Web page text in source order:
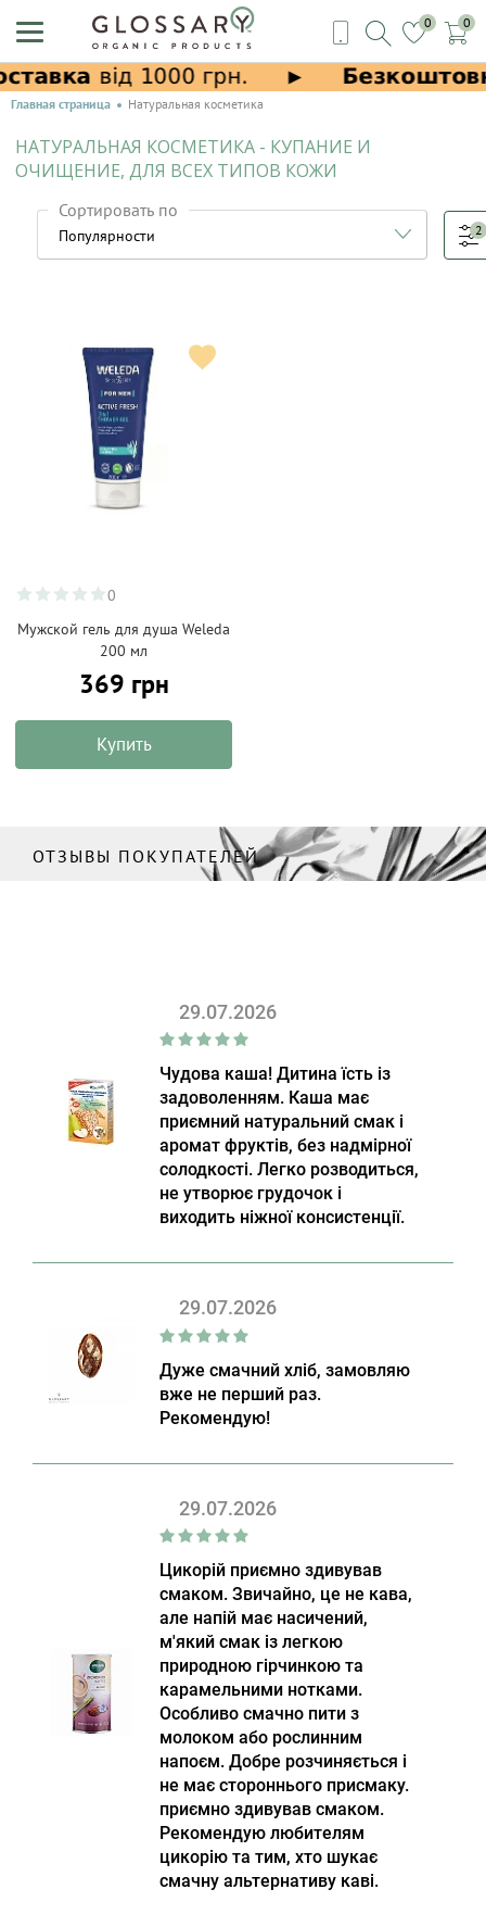
0 0
Главная страница Натуральная косметика
НАТУРАЛЬНАЯ КОСМЕТИКА - КУПАНИЕ И
ОЧИЩЕНИЕ, ДЛЯ ВСЕХ ТИПОВ КОЖИ
Сортировать по
2
0
Мужской гель для душа Weleda
200 мл
369 грн
Купить
ОТЗЫВЫ ПОКУПАТЕЛЕЙ
29.07.2026
Чудова каша! Дитина їсть із
задоволенням. Каша має
приємний натуральний смак і
аромат фруктів, без надмірної
солодкості. Легко розводиться,
не утворює грудочок і
виходить ніжної консистенції.
29.07.2026
Дуже смачний хліб, замовляю
вже не перший раз.
Рекомендую!
29.07.2026
Цикорій приємно здивував
смаком. Звичайно, це не кава,
але напій має насичений,
м'який смак із легкою
природною гірчинкою та
карамельними нотками.
Особливо смачно пити з
молоком або рослинним
напоєм. Добре розчиняється і
не має стороннього присмаку.
приємно здивував смаком.
Рекомендую любителям
цикорію та тим, хто шукає
смачну альтернативу каві.